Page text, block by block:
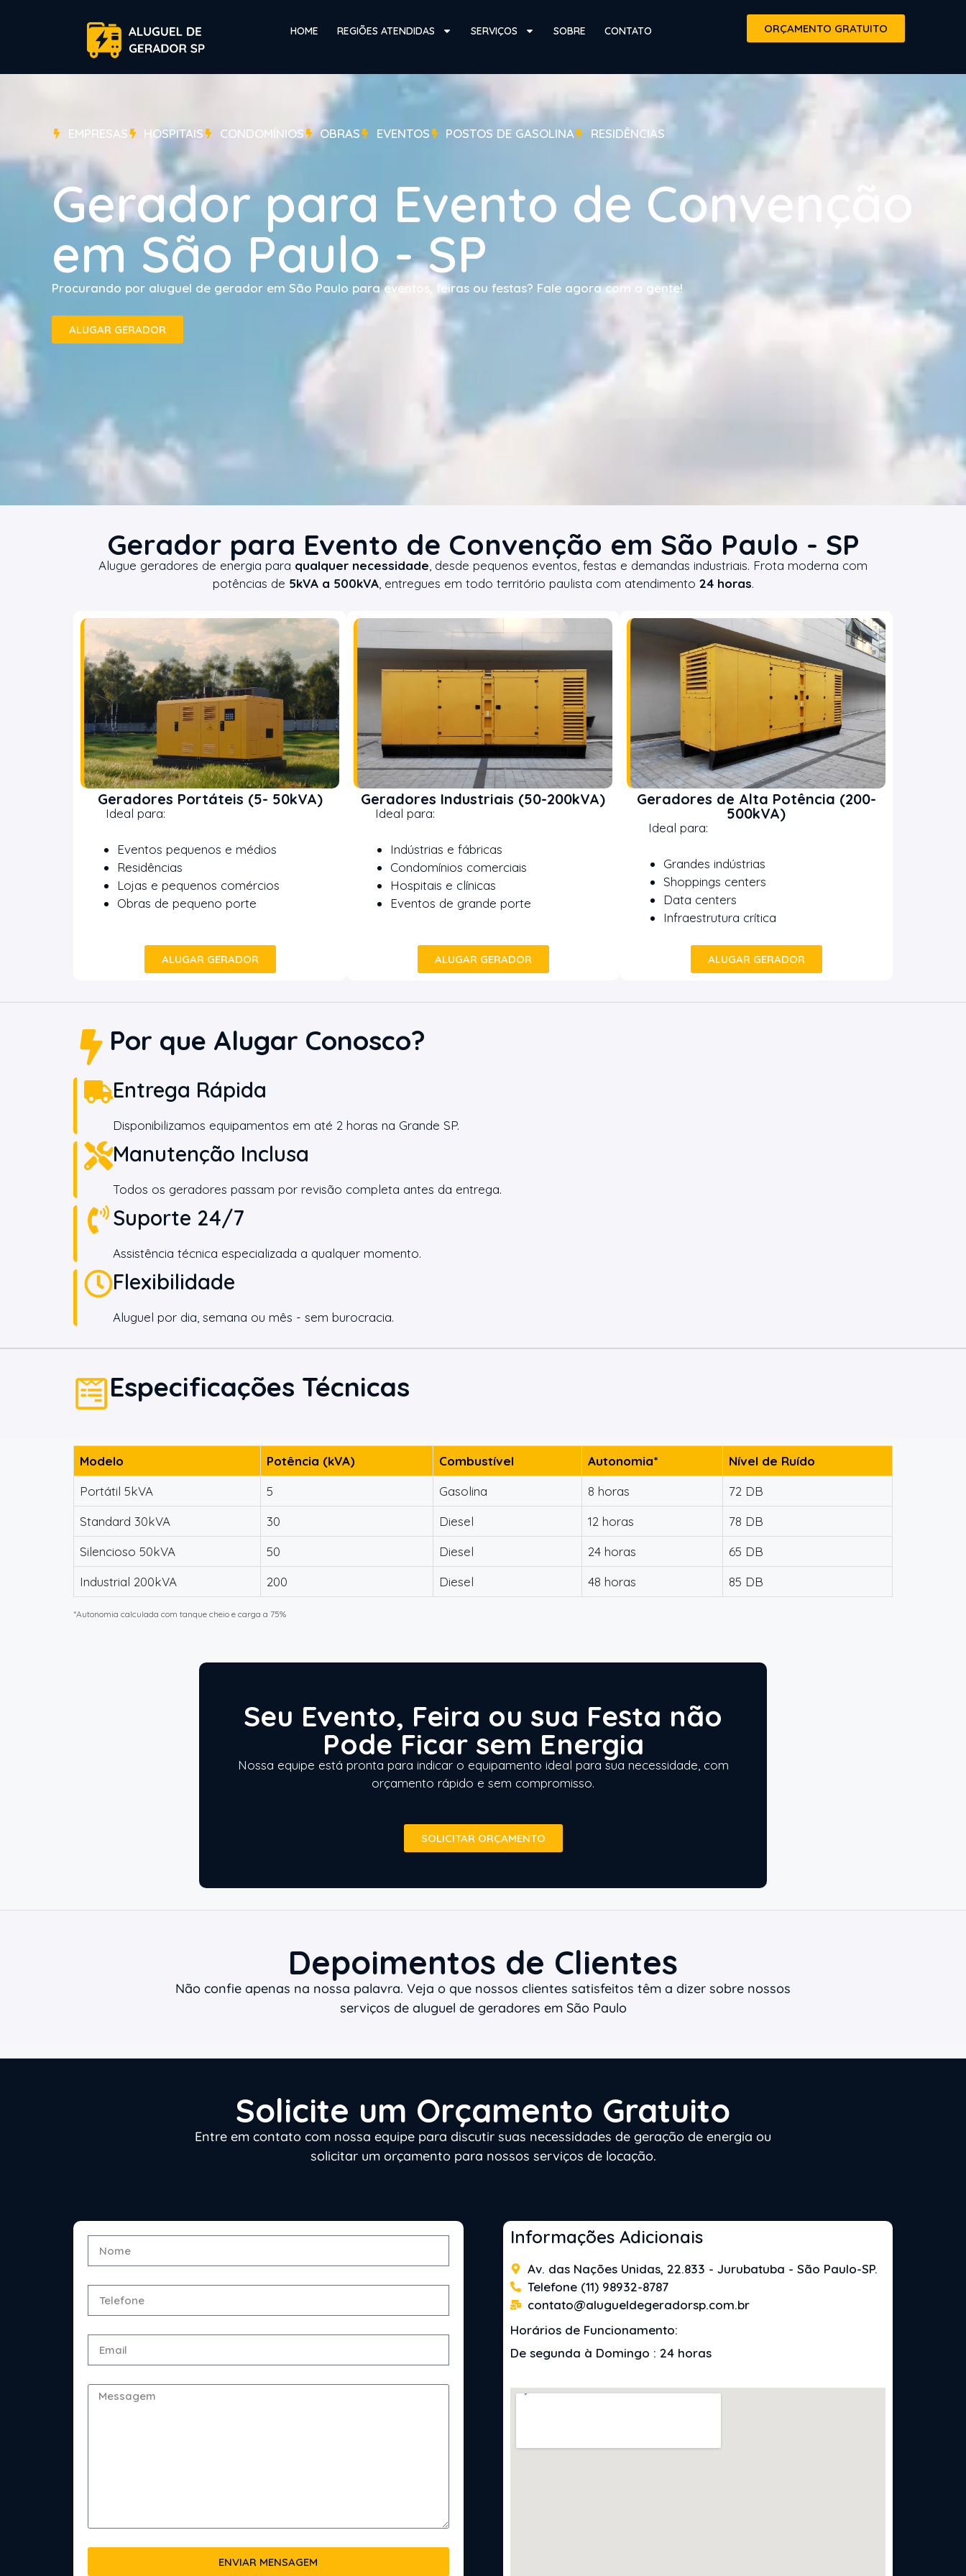
HOME REGIÕES ATENDIDAS SERVIÇOS SOBRE CONTATO ORÇAMENTO GRATUITO
EMPRESAS HOSPITAIS CONDOMÍNIOS OBRAS EVENTOS POSTOS DE GASOLINA RESIDÊNCIAS
Gerador para Evento de Convenção
em São Paulo - SP
Procurando por aluguel de gerador em São Paulo para eventos, feiras ou festas? Fale agora com a gente!
ALUGAR GERADOR
Gerador para Evento de Convenção em São Paulo - SP
Alugue geradores de energia para qualquer necessidade, desde pequenos eventos, festas e demandas industriais. Frota moderna com
potências de 5kVA a 500kVA, entregues em todo território paulista com atendimento 24 horas.
Geradores Portáteis (5- 50kVA)
Ideal para:
Eventos pequenos e médios
Residências
Lojas e pequenos comércios
Obras de pequeno porte
ALUGAR GERADOR
Geradores Industriais (50-200kVA)
Ideal para:
Indústrias e fábricas
Condomínios comerciais
Hospitais e clínicas
Eventos de grande porte
ALUGAR GERADOR
Geradores de Alta Potência (200-
500kVA)
Ideal para:
Grandes indústrias
Shoppings centers
Data centers
Infraestrutura crítica
ALUGAR GERADOR
Por que Alugar Conosco?
Entrega Rápida
Disponibilizamos equipamentos em até 2 horas na Grande SP.
Manutenção Inclusa
Todos os geradores passam por revisão completa antes da entrega.
Suporte 24/7
Assistência técnica especializada a qualquer momento.
Flexibilidade
Aluguel por dia, semana ou mês - sem burocracia.
Especificações Técnicas
Modelo Potência (kVA) Combustível Autonomia*
Nível de Ruído
Portátil 5kVA
5 Gasolina 8 horas
72 DB
Standard 30kVA
30 Diesel 12 horas
78 DB
Silencioso 50kVA
50 Diesel 24 horas
65 DB
Industrial 200kVA
200 Diesel 48 horas 85 DB
*Autonomia calculada com tanque cheio e carga a 75%
Seu Evento, Feira ou sua Festa não
Pode Ficar sem Energia
Nossa equipe está pronta para indicar o equipamento ideal para sua necessidade, com
orçamento rápido e sem compromisso.
SOLICITAR ORÇAMENTO
Depoimentos de Clientes
Não confie apenas na nossa palavra. Veja o que nossos clientes satisfeitos têm a dizer sobre nossos
serviços de aluguel de geradores em São Paulo
Solicite um Orçamento Gratuito
Entre em contato com nossa equipe para discutir suas necessidades de geração de energia ou
solicitar um orçamento para nossos serviços de locação.
ENVIAR MENSAGEM
Informações Adicionais
Av. das Nações Unidas, 22.833 - Jurubatuba - São Paulo-SP.
Telefone (11) 98932-8787
contato@alugueldegeradorsp.com.br
Horários de Funcionamento:
De segunda à Domingo : 24 horas